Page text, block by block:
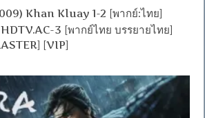
Khan Kluay 1-2 [พากย์:ไทย]
3 [พากย์ไทย บรรยายไทย]
[VIP]